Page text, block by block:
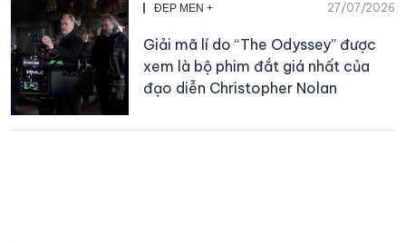
ĐẸP MEN + 27/07/2026
Giải mã lí do “The Odyssey” được
xem là bộ phim đắt giá nhất của
đạo diễn Christopher Nolan